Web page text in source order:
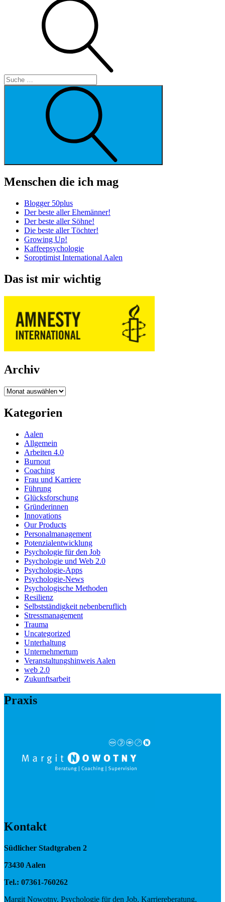
Menschen die ich mag
Blogger 50plus
Der beste aller Ehemänner!
Der beste aller Söhne!
Die beste aller Töchter!
Growing Up!
Kaffeepsychologie
Soroptimist International Aalen
Das ist mir wichtig
Archiv
Archiv
Kategorien
Aalen
Allgemein
Arbeiten 4.0
Burnout
Coaching
Frau und Karriere
Führung
Glücksforschung
Gründerinnen
Innovations
Our Products
Personalmanagement
Potenzialentwicklung
Psychologie für den Job
Psychologie und Web 2.0
Psychologie-Apps
Psychologie-News
Psychologische Methoden
Resilienz
Selbstständigkeit nebenberuflich
Stressmanagement
Trauma
Uncategorized
Unterhaltung
Unternehmertum
Veranstaltungshinweis Aalen
web 2.0
Zukunftsarbeit
Praxis
Kontakt
Südlicher Stadtgraben 2
73430 Aalen
Tel.: 07361-760262
Margit Nowotny, Psychologie für den Job, Karriereberatung,